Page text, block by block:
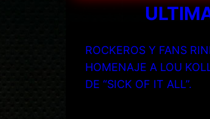
ROCKEROS Y FANS
HOMENAJE A LOU
DE “SICK OF IT ALL”.